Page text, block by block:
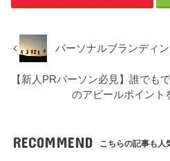
パーソナルブランディ
【新人PRパーソン必見】誰でも
のアピールポイント
RECOMMEND こちらの記事も人